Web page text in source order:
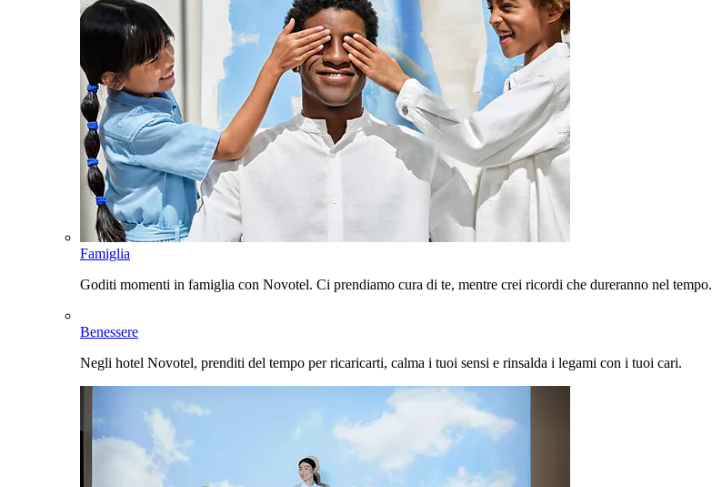
Famiglia
Goditi momenti in famiglia con Novotel. Ci prendiamo cura di te, mentre crei ricordi che dureranno nel tempo.
Benessere
Negli hotel Novotel, prenditi del tempo per ricaricarti, calma i tuoi sensi e rinsalda i legami con i tuoi cari.